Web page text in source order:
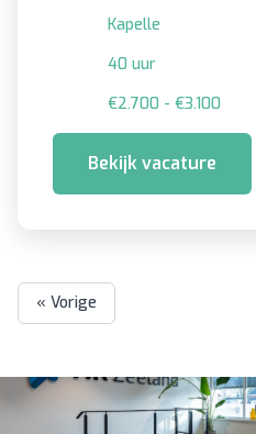
een leuke uitdaging
Kapelle
40 uur
€2.700 - €3.100
Bekijk vacature
« Vorige